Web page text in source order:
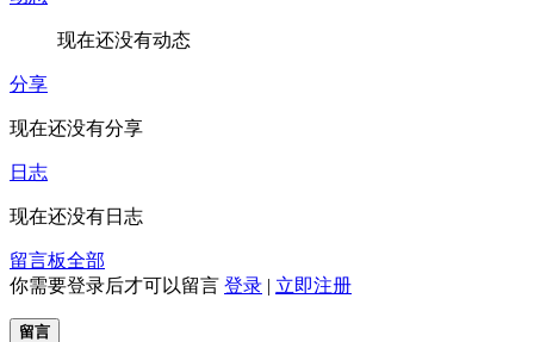
现在还没有动态
分享
现在还没有分享
日志
现在还没有日志
留言板全部
你需要登录后才可以留言 登录 | 立即注册
留言